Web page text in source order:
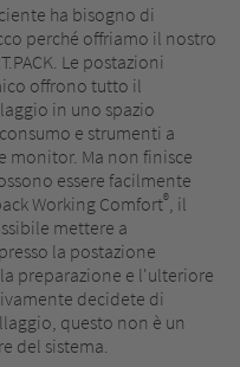
ha bisogno di
perché offriamo il nostro
Le postazioni
offrono tutto il
in uno spazio
e strumenti a
monitor. Ma non finisce
essere facilmente
Working Comfort® , il
mettere a
la postazione
preparazione e l'ulteriore
decidete di
questo non è un
del sistema.